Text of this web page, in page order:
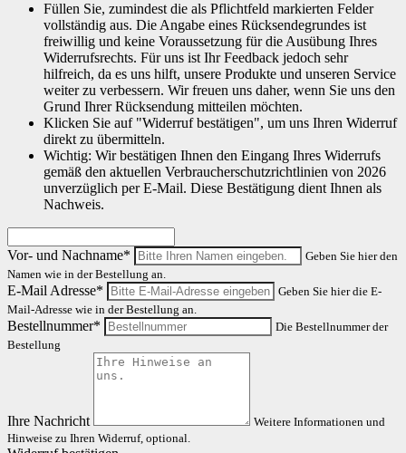
Füllen Sie, zumindest die als Pflichtfeld markierten Felder
vollständig aus. Die Angabe eines Rücksendegrundes ist
freiwillig und keine Voraussetzung für die Ausübung Ihres
Widerrufsrechts. Für uns ist Ihr Feedback jedoch sehr
hilfreich, da es uns hilft, unsere Produkte und unseren Service
weiter zu verbessern. Wir freuen uns daher, wenn Sie uns den
Grund Ihrer Rücksendung mitteilen möchten.
Klicken Sie auf "Widerruf bestätigen", um uns Ihren Widerruf
direkt zu übermitteln.
Wichtig: Wir bestätigen Ihnen den Eingang Ihres Widerrufs
gemäß den aktuellen Verbraucherschutzrichtlinien von 2026
unverzüglich per E-Mail. Diese Bestätigung dient Ihnen als
Nachweis.
Vor- und Nachname*
Geben Sie hier den
Namen wie in der Bestellung an.
E-Mail Adresse*
Geben Sie hier die E-
Mail-Adresse wie in der Bestellung an.
Bestellnummer*
Die Bestellnummer der
Bestellung
Ihre Nachricht
Weitere Informationen und
Hinweise zu Ihren Widerruf, optional.